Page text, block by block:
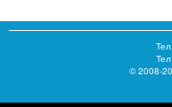
реагентів, що не
це промислові фільтри
Промислові фільтри
© 2008-